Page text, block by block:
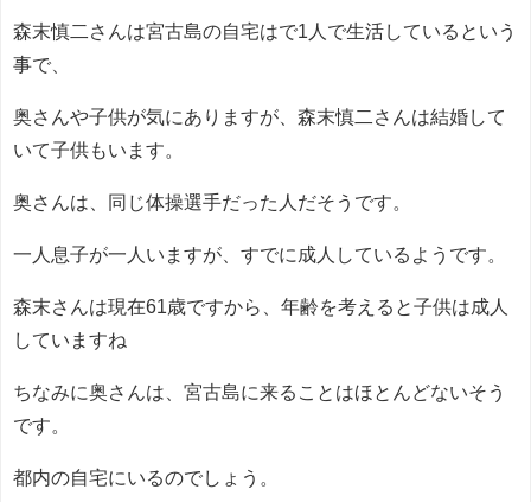
森末慎二さんは宮古島の自宅はで1人で生活しているという
事で、
奥さんや子供が気にありますが、森末慎二さんは結婚して
いて子供もいます。
奥さんは、同じ体操選手だった人だそうです。
一人息子が一人いますが、すでに成人しているようです。
森末さんは現在61歳ですから、年齢を考えると子供は成人
していますね
ちなみに奥さんは、宮古島に来ることはほとんどないそう
です。
都内の自宅にいるのでしょう。